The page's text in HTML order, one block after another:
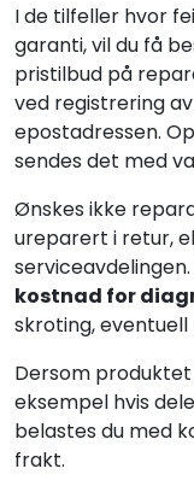
I de tilfeller hvor
garanti, vil du få
pristilbud på
ved registrering
epostadressen.
sendes det med
Ønskes ikke
ureparert i retur,
serviceavdelingen.
kostnad for
skroting,
Dersom
eksempel hvis
belastes du med
frakt.